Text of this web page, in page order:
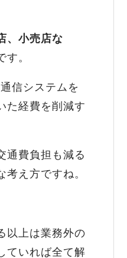
、小売店な
す。
信システムを
た経費を削減す
通費負担も減る
え方ですね。
以上は業務外の
ていれば全て解